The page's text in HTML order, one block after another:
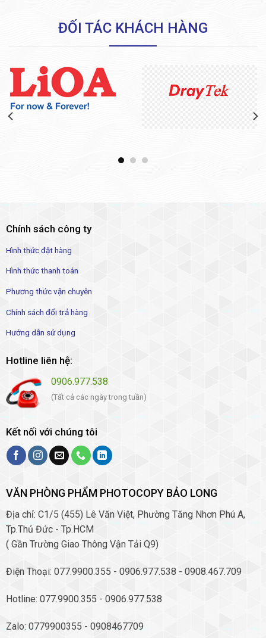
ĐỐI TÁC KHÁCH HÀNG
Chính sách công ty
Hình thức đặt hàng
Hình thức thanh toán
Phương thức vận chuyên
Chính sách đổi trả hàng
Hướng dẫn sử dụng
Hotline liên hệ:
0906.977.538
(Tất cả các ngày trong tuần)
Kết nối với chúng tôi
VĂN PHÒNG PHẨM PHOTOCOPY BẢO LONG
Địa chỉ: C1/5 (455) Lê Văn Việt, Phường Tăng Nhơn Phú A,
Tp.Thủ Đức - Tp.HCM
( Gần Trường Giao Thông Vận Tải Q9)
Điện Thoại: 077.9900.355 - 0906.977.538 - 0908.467.709
Hotline: 077.9900.355 - 0906.977.538
Zalo: 0779900355 - 0908467709